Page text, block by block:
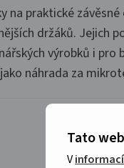
Tato
V
na praktické
držáků. Jejich
výrobků i pro
náhrada za